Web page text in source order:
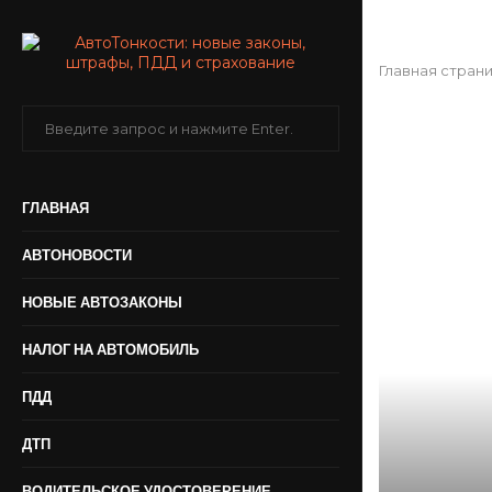
ГЛАВНАЯ
АВТОНОВОСТИ
НОВЫЕ АВТОЗАКОНЫ
НАЛОГ НА АВТОМОБИЛЬ
ПДД
ДТП
Главная